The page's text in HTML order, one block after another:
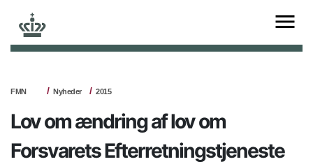
FMN Nyheder 2015
Lov om ændring af lov om
Forsvarets Efterretningstjeneste